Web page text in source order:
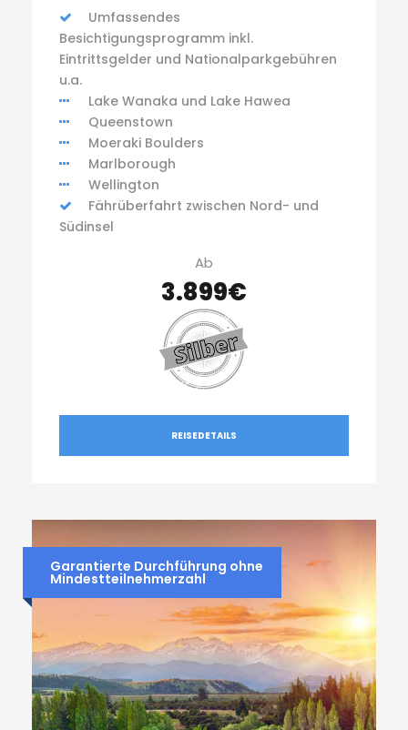
Umfassendes
Besichtigungsprogramm inkl.
Eintrittsgelder und Nationalparkgebühren
u.a.
Lake Wanaka und Lake Hawea
Queenstown
Moeraki Boulders
Marlborough
Wellington
Fährüberfahrt zwischen Nord- und
Südinsel
Ab
3.899€
REISEDETAILS
Garantierte Durchführung ohne
Mindestteilnehmerzahl